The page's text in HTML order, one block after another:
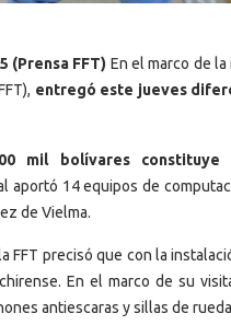
(Prensa FFT) En el marco de
entregó este jueves
mil bolívares
aportó 14 equipos de
de Vielma.
FFT precisó que con la
En el marco de su
antiescaras y sillas de